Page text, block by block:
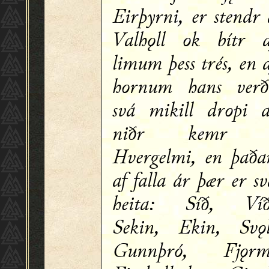
Eirþyrni, er stendr
Valhǫll ok bítr
limum þess trés, en
hornum hans
svá mikill dropi
niðr kemr
Hvergelmi, en
af falla ár þær er
heita: Síð,
Sekin, Ekin,
Gunnþró,